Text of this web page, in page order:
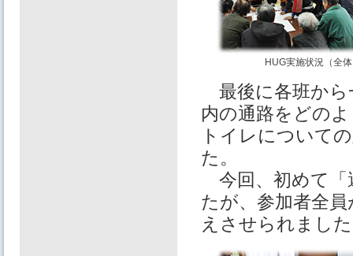
HUG実施状況（全
最後に各班から
内の通路をどの
トイレについて
た。
今回、初めて「
たが、参加者全
えさせられまし